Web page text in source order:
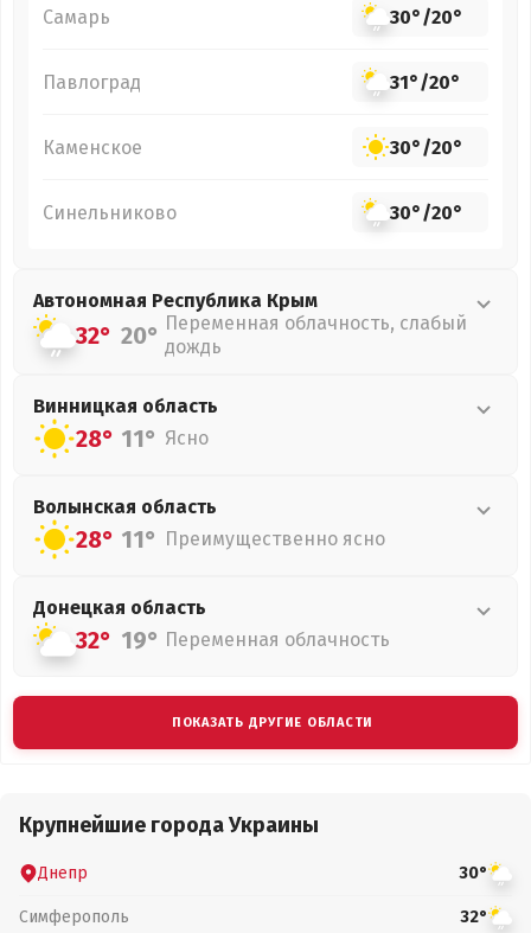
Самарь 30°/20°
Павлоград 31°/20°
Каменское 30°/20°
Синельниково 30°/20°
Автономная Республика Крым
32° 20° Переменная облачность, слабый
дождь
Винницкая область
28° 11° Ясно
Волынская область
28° 11° Преимущественно ясно
Донецкая область
32° 19° Переменная облачность
ПОКАЗАТЬ ДРУГИЕ ОБЛАСТИ
Крупнейшие города Украины
Днепр 30°
Симферополь 32°